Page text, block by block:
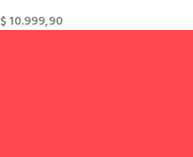
$10.999,90